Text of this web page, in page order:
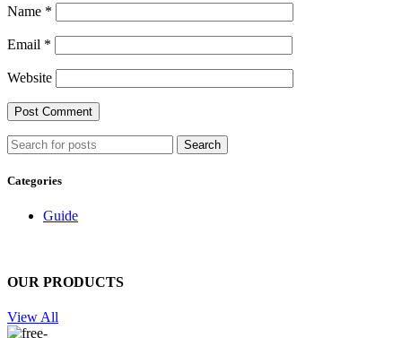
Name *
Email *
Website
Search
Categories
Guide
OUR PRODUCTS
View All